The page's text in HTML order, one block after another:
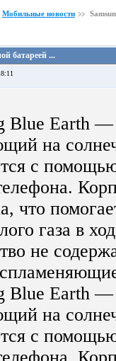
Мобильные новости
батареей ...
Blue Earth
на
с
что
газа в
не
Blue Earth
на
с